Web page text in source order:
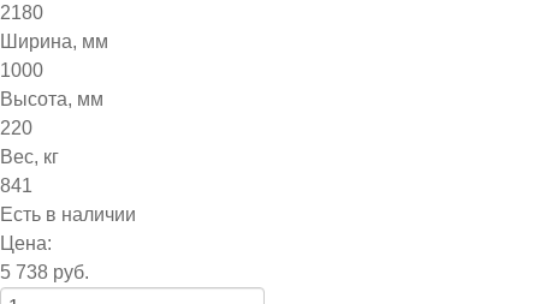
2180
Ширина, мм
1000
Высота, мм
220
Вес, кг
841
Есть в наличии
Цена:
5 738 руб.